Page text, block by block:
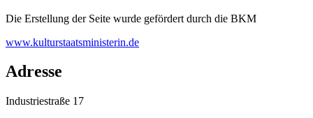
Die Erstellung der Seite wurde gefördert durch die BKM
www.kulturstaatsministerin.de
Adresse
Industriestraße 17